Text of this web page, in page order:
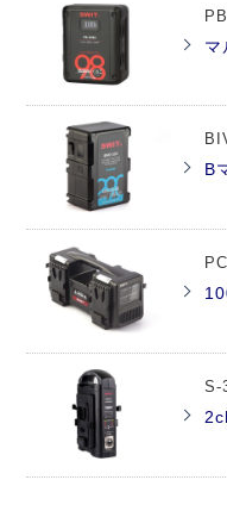
マ
B
S-